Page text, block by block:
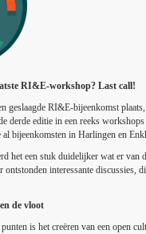
RI&E-workshop? Last call!
geslaagde RI&E-bijeenkomst
derde editie in een reeks
al bijeenkomsten in Harlingen en
het een stuk duidelijker wat er van
interessante discussies,
de vloot
is het creëren van een open